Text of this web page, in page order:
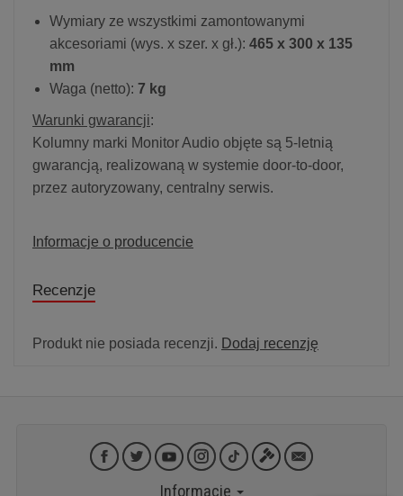
Wymiary ze wszystkimi zamontowanymi
akcesoriami (wys. x szer. x gł.): 465 x 300 x 135
mm
Waga (netto): 7 kg
Warunki gwarancji:
Kolumny marki Monitor Audio objęte są 5-letnią
gwarancją, realizowaną w systemie door-to-door,
przez autoryzowany, centralny serwis.
Informacje o producencie
Recenzje
Produkt nie posiada recenzji. Dodaj recenzję
Informacje